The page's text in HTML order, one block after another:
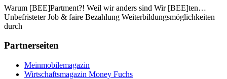
Warum [BEE]Partment?! Weil wir anders sind Wir [BEE]ten…
Unbefristeter Job & faire Bezahlung Weiterbildungsmöglichkeiten
durch
Partnerseiten
Meinmobilemagazin
Wirtschaftsmagazin Money Fuchs